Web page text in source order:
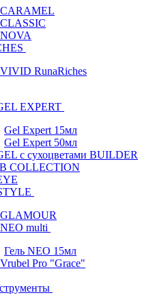
CARAMEL
RunaRiches
EXPERT
Gel Expert 15мл
Gel Expert 50мл
с сухоцветами BUILDER
COLLECTION
GLAMOUR
multi
Гель NEO 15мл
Pro "Grace"